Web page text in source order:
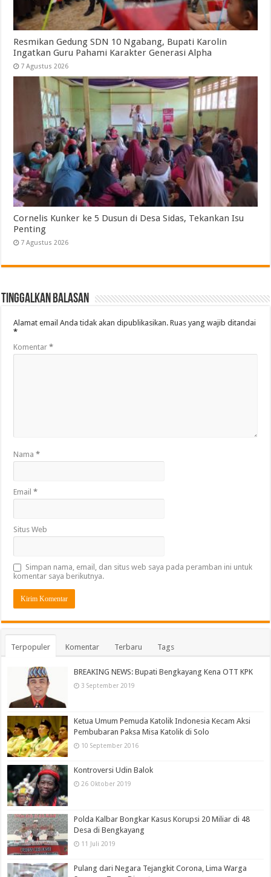
Resmikan Gedung SDN 10 Ngabang, Bupati Karolin
Ingatkan Guru Pahami Karakter Generasi Alpha
7 Agustus 2026
Cornelis Kunker ke 5 Dusun di Desa Sidas, Tekankan Isu
Penting
7 Agustus 2026
Tinggalkan Balasan
Alamat email Anda tidak akan dipublikasikan. Ruas yang wajib ditandai
*
Komentar*
Nama*
Email*
Situs Web
Simpan nama, email, dan situs web saya pada peramban ini untuk
komentar saya berikutnya.
Terpopuler Komentar Terbaru Tags
BREAKING NEWS: Bupati Bengkayang Kena OTT KPK
3 September 2019
Ketua Umum Pemuda Katolik Indonesia Kecam Aksi
Pembubaran Paksa Misa Katolik di Solo
10 September 2016
Kontroversi Udin Balok
26 Oktober 2019
Polda Kalbar Bongkar Kasus Korupsi 20 Miliar di 48
Desa di Bengkayang
11 Juli 2019
Pulang dari Negara Tejangkit Corona, Lima Warga